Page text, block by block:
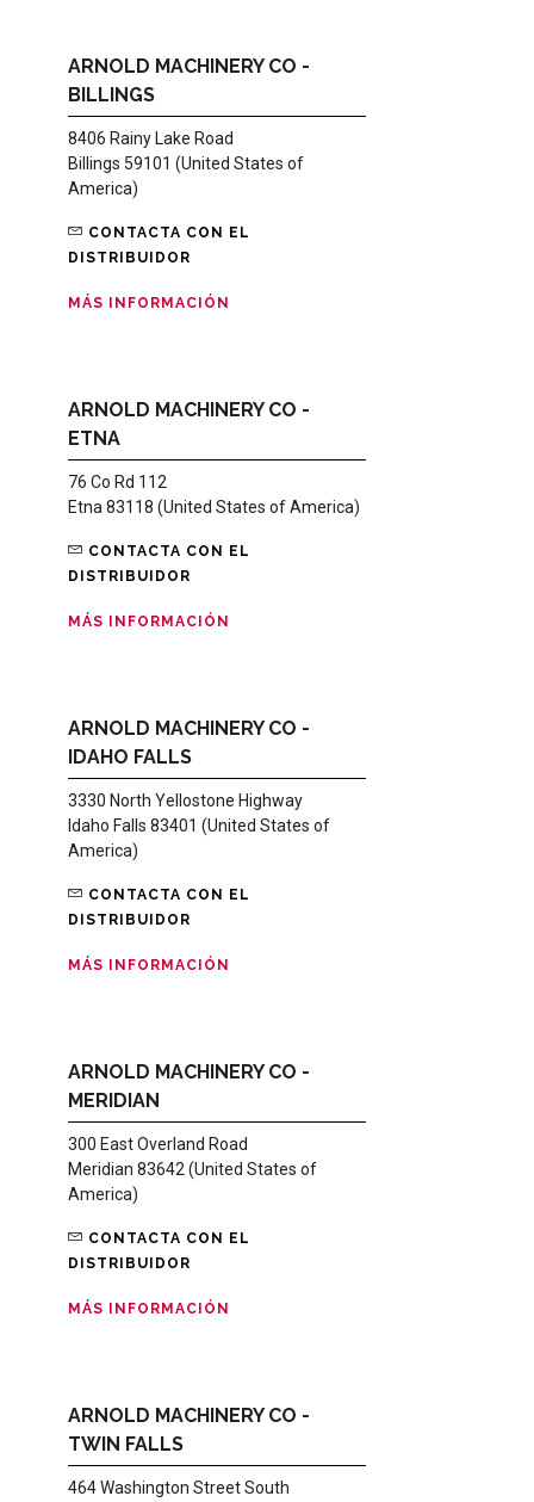
ARNOLD MACHINERY CO -
BILLINGS
8406 Rainy Lake Road
Billings 59101 (United States of
America)
CONTACTA CON EL
DISTRIBUIDOR
MÁS INFORMACIÓN
ARNOLD MACHINERY CO -
ETNA
76 Co Rd 112
Etna 83118 (United States of America)
CONTACTA CON EL
DISTRIBUIDOR
MÁS INFORMACIÓN
ARNOLD MACHINERY CO -
IDAHO FALLS
3330 North Yellostone Highway
Idaho Falls 83401 (United States of
America)
CONTACTA CON EL
DISTRIBUIDOR
MÁS INFORMACIÓN
ARNOLD MACHINERY CO -
MERIDIAN
300 East Overland Road
Meridian 83642 (United States of
America)
CONTACTA CON EL
DISTRIBUIDOR
MÁS INFORMACIÓN
ARNOLD MACHINERY CO -
TWIN FALLS
464 Washington Street South